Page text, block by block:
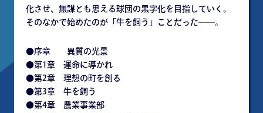
化させ、無謀とも思える球団の黒字化を目指していく。
そのなかで始めたのが「牛を飼う」ことだった――。
●序章 異質の光景
●第1章 運命に導かれ
●第2章 理想の町を創る
●第3章 牛を飼う
●第4章 農業事業部